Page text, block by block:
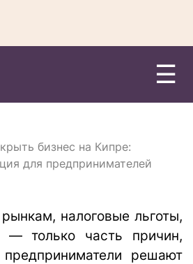
☰
бизнес на Кипре:
для предпринимателей
налоговые льготы,
— только часть причин,
решают